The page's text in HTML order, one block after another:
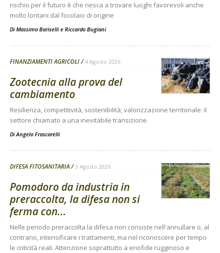
rischio per il futuro è che riesca a trovare luoghi favorevoli anche
molto lontani dal focolaio di origine
Di Massimo Bariselli e Riccardo Bugiani
FINANZIAMENTI AGRICOLI 4 Agosto 2026
Zootecnia alla prova del
cambiamento
Resilienza, competitività, sostenibilità, valorizzazione territoriale: il
settore chiamato a una inevitabile transizione
DiAngelo Frascarelli
DIFESA FITOSANITARIA 3 Agosto 2026
Pomodoro da industria in
preraccolta, la difesa non si
ferma con...
Nelle periodo preraccolta la difesa non consiste nell'annullare o, al
contrario, intensificare i trattamenti, ma nel riconoscere per tempo
le criticità reali. Attenzione soprattutto a eriofide rugginoso e